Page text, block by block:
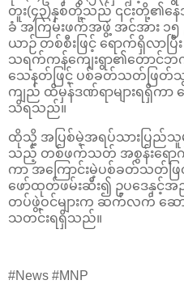
တူး(၄၃)နှစ်တို့သည် ၎င်းတို့၏နေအိ
ခံ အကြမ်းဖက်အဖွဲ့ အင်အား ၁၅
ယာဉ် တစ်စီးဖြင့် ရောက်ရှိလာပြီ
သရက်ကန်ကျေးရွာ၏တောင်ဘ
သေနတ်ဖြင့် ပစ်ခတ်သတ်ဖြတ်သွ
ကျည် ထိမှန်ဒဏ်ရာများရရှိကာ သ
သိရသည်။
ထိုသို့ အပြစ်မဲ့အရပ်သားပြည်သူမျ
သည့် တစ်ဖက်သတ် အစွန်းရောက်
ကာ အကြောင်းမဲ့ပစ်ခတ်သတ်ဖြ
ဖော်ထုတ်ဖမ်းဆီး၍ ဥပဒေနှင့်အ
တပ်ဖွဲ့ဝင်များက ဆက်လက် ဆေ
သတင်းရရှိသည်။
#News #MNP